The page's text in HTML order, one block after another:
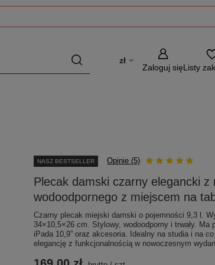
zł
Zaloguj sięListy
NASZ BESTSELLER Opinie (5)
Plecak damski czarny elegancki z
wodoodpornego z miejscem na
Czarny plecak miejski damski o pojemności 9,3 l.
34×10,5×26 cm. Stylowy, wodoodporny i trwały. Ma
iPada 10,9” oraz akcesoria. Idealny na studia i na
elegancję z funkcjonalnością w nowoczesnym